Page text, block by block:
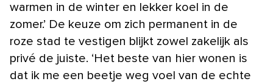
warmen in de winter en lekker koel in de
zomer.’ De keuze om zich permanent in de
roze stad te vestigen blijkt zowel zakelijk als
privé de juiste. ‘Het beste van hier wonen is
dat ik me een beetje weg voel van de echte